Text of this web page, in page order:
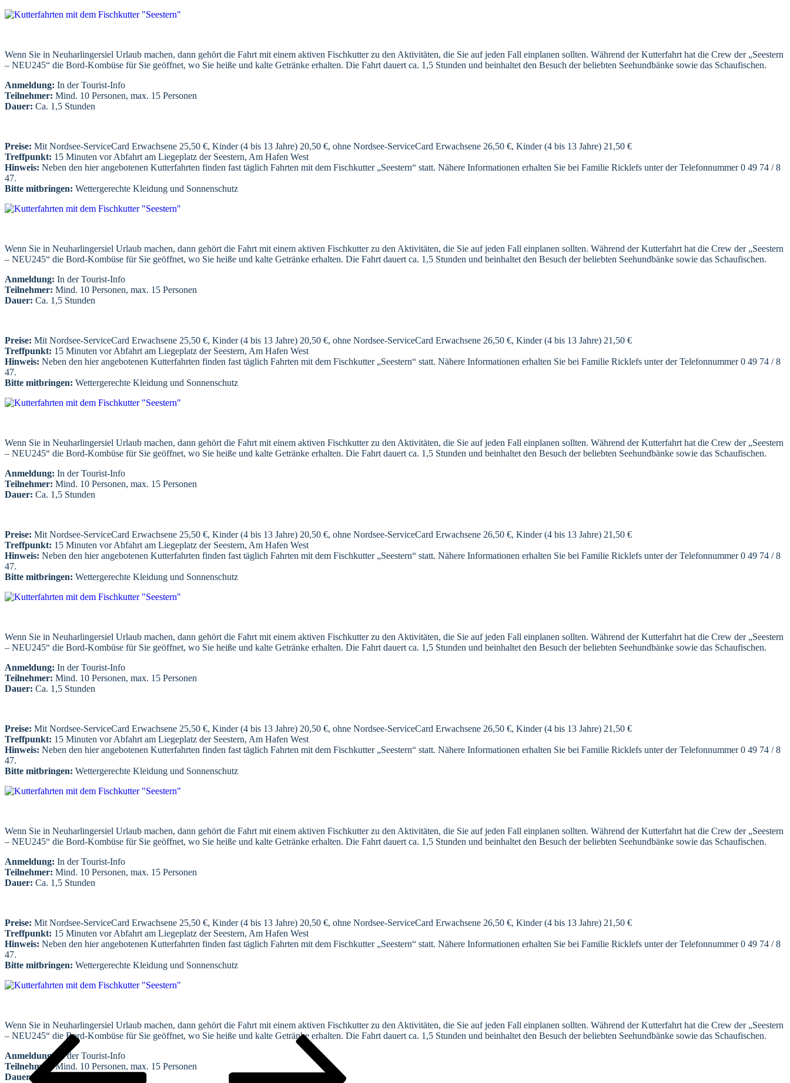
Wenn Sie in Neuharlingersiel Urlaub machen, dann gehört die Fahrt mit einem aktiven Fischkutter zu den Aktivitäten, die Sie auf jeden Fall einplanen sollten. Während der Kutterfahrt hat die Crew der „Seestern
– NEU245“ die Bord-Kombüse für Sie geöffnet, wo Sie heiße und kalte Getränke erhalten. Die Fahrt dauert ca. 1,5 Stunden und beinhaltet den Besuch der beliebten Seehundbänke sowie das Schaufischen.
Anmeldung: In der Tourist-Info
Teilnehmer: Mind. 10 Personen, max. 15 Personen
Dauer: Ca. 1,5 Stunden
Preise: Mit Nordsee-ServiceCard Erwachsene 25,50 €, Kinder (4 bis 13 Jahre) 20,50 €, ohne Nordsee-ServiceCard Erwachsene 26,50 €, Kinder (4 bis 13 Jahre) 21,50 €
Treffpunkt: 15 Minuten vor Abfahrt am Liegeplatz der Seestern, Am Hafen West
Hinweis: Neben den hier angebotenen Kutterfahrten finden fast täglich Fahrten mit dem Fischkutter „Seestern“ statt. Nähere Informationen erhalten Sie bei Familie Ricklefs unter der Telefonnummer 0 49 74 / 8
47.
Bitte mitbringen: Wettergerechte Kleidung und Sonnenschutz
Wenn Sie in Neuharlingersiel Urlaub machen, dann gehört die Fahrt mit einem aktiven Fischkutter zu den Aktivitäten, die Sie auf jeden Fall einplanen sollten. Während der Kutterfahrt hat die Crew der „Seestern
– NEU245“ die Bord-Kombüse für Sie geöffnet, wo Sie heiße und kalte Getränke erhalten. Die Fahrt dauert ca. 1,5 Stunden und beinhaltet den Besuch der beliebten Seehundbänke sowie das Schaufischen.
Anmeldung: In der Tourist-Info
Teilnehmer: Mind. 10 Personen, max. 15 Personen
Dauer: Ca. 1,5 Stunden
Preise: Mit Nordsee-ServiceCard Erwachsene 25,50 €, Kinder (4 bis 13 Jahre) 20,50 €, ohne Nordsee-ServiceCard Erwachsene 26,50 €, Kinder (4 bis 13 Jahre) 21,50 €
Treffpunkt: 15 Minuten vor Abfahrt am Liegeplatz der Seestern, Am Hafen West
Hinweis: Neben den hier angebotenen Kutterfahrten finden fast täglich Fahrten mit dem Fischkutter „Seestern“ statt. Nähere Informationen erhalten Sie bei Familie Ricklefs unter der Telefonnummer 0 49 74 / 8
47.
Bitte mitbringen: Wettergerechte Kleidung und Sonnenschutz
Wenn Sie in Neuharlingersiel Urlaub machen, dann gehört die Fahrt mit einem aktiven Fischkutter zu den Aktivitäten, die Sie auf jeden Fall einplanen sollten. Während der Kutterfahrt hat die Crew der „Seestern
– NEU245“ die Bord-Kombüse für Sie geöffnet, wo Sie heiße und kalte Getränke erhalten. Die Fahrt dauert ca. 1,5 Stunden und beinhaltet den Besuch der beliebten Seehundbänke sowie das Schaufischen.
Anmeldung: In der Tourist-Info
Teilnehmer: Mind. 10 Personen, max. 15 Personen
Dauer: Ca. 1,5 Stunden
Preise: Mit Nordsee-ServiceCard Erwachsene 25,50 €, Kinder (4 bis 13 Jahre) 20,50 €, ohne Nordsee-ServiceCard Erwachsene 26,50 €, Kinder (4 bis 13 Jahre) 21,50 €
Treffpunkt: 15 Minuten vor Abfahrt am Liegeplatz der Seestern, Am Hafen West
Hinweis: Neben den hier angebotenen Kutterfahrten finden fast täglich Fahrten mit dem Fischkutter „Seestern“ statt. Nähere Informationen erhalten Sie bei Familie Ricklefs unter der Telefonnummer 0 49 74 / 8
47.
Bitte mitbringen: Wettergerechte Kleidung und Sonnenschutz
Wenn Sie in Neuharlingersiel Urlaub machen, dann gehört die Fahrt mit einem aktiven Fischkutter zu den Aktivitäten, die Sie auf jeden Fall einplanen sollten. Während der Kutterfahrt hat die Crew der „Seestern
– NEU245“ die Bord-Kombüse für Sie geöffnet, wo Sie heiße und kalte Getränke erhalten. Die Fahrt dauert ca. 1,5 Stunden und beinhaltet den Besuch der beliebten Seehundbänke sowie das Schaufischen.
Anmeldung: In der Tourist-Info
Teilnehmer: Mind. 10 Personen, max. 15 Personen
Dauer: Ca. 1,5 Stunden
Preise: Mit Nordsee-ServiceCard Erwachsene 25,50 €, Kinder (4 bis 13 Jahre) 20,50 €, ohne Nordsee-ServiceCard Erwachsene 26,50 €, Kinder (4 bis 13 Jahre) 21,50 €
Treffpunkt: 15 Minuten vor Abfahrt am Liegeplatz der Seestern, Am Hafen West
Hinweis: Neben den hier angebotenen Kutterfahrten finden fast täglich Fahrten mit dem Fischkutter „Seestern“ statt. Nähere Informationen erhalten Sie bei Familie Ricklefs unter der Telefonnummer 0 49 74 / 8
47.
Bitte mitbringen: Wettergerechte Kleidung und Sonnenschutz
Wenn Sie in Neuharlingersiel Urlaub machen, dann gehört die Fahrt mit einem aktiven Fischkutter zu den Aktivitäten, die Sie auf jeden Fall einplanen sollten. Während der Kutterfahrt hat die Crew der „Seestern
– NEU245“ die Bord-Kombüse für Sie geöffnet, wo Sie heiße und kalte Getränke erhalten. Die Fahrt dauert ca. 1,5 Stunden und beinhaltet den Besuch der beliebten Seehundbänke sowie das Schaufischen.
Anmeldung: In der Tourist-Info
Teilnehmer: Mind. 10 Personen, max. 15 Personen
Dauer: Ca. 1,5 Stunden
Preise: Mit Nordsee-ServiceCard Erwachsene 25,50 €, Kinder (4 bis 13 Jahre) 20,50 €, ohne Nordsee-ServiceCard Erwachsene 26,50 €, Kinder (4 bis 13 Jahre) 21,50 €
Treffpunkt: 15 Minuten vor Abfahrt am Liegeplatz der Seestern, Am Hafen West
Hinweis: Neben den hier angebotenen Kutterfahrten finden fast täglich Fahrten mit dem Fischkutter „Seestern“ statt. Nähere Informationen erhalten Sie bei Familie Ricklefs unter der Telefonnummer 0 49 74 / 8
47.
Bitte mitbringen: Wettergerechte Kleidung und Sonnenschutz
Wenn Sie in Neuharlingersiel Urlaub machen, dann gehört die Fahrt mit einem aktiven Fischkutter zu den Aktivitäten, die Sie auf jeden Fall einplanen sollten. Während der Kutterfahrt hat die Crew der „Seestern
– NEU245“ die Bord-Kombüse für Sie geöffnet, wo Sie heiße und kalte Getränke erhalten. Die Fahrt dauert ca. 1,5 Stunden und beinhaltet den Besuch der beliebten Seehundbänke sowie das Schaufischen.
Anmeldung: In der Tourist-Info
Teilnehmer: Mind. 10 Personen, max. 15 Personen
Dauer:
Seitennummerierung
Beiträge
Vorherige
SeiteSeite
Seite
Nächste